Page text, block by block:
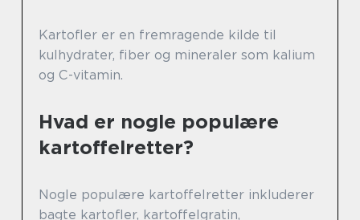
Kartofler er en fremragende kilde til
kulhydrater, fiber og mineraler som kalium
og C-vitamin.
Hvad er nogle populære
kartoffelretter?
Nogle populære kartoffelretter inkluderer
bagte kartofler, kartoffelgratin,